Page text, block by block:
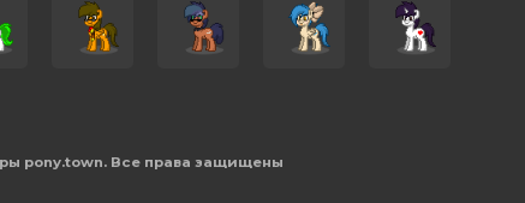
pony.town. Все права защищены